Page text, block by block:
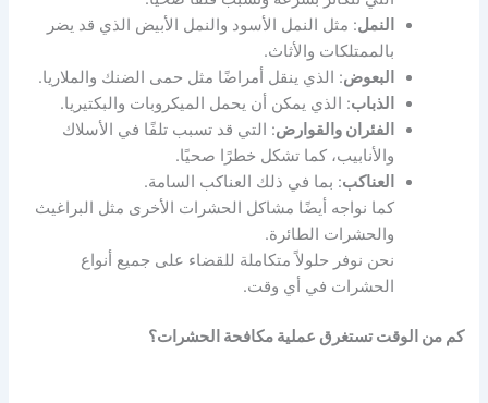
النمل: مثل النمل الأسود والنمل الأبيض الذي قد يضر
بالممتلكات والأثاث.
البعوض: الذي ينقل أمراضًا مثل حمى الضنك والملاريا.
الذباب: الذي يمكن أن يحمل الميكروبات والبكتيريا.
الفئران والقوارض: التي قد تسبب تلفًا في الأسلاك
والأنابيب، كما تشكل خطرًا صحيًا.
العناكب: بما في ذلك العناكب السامة.
كما نواجه أيضًا مشاكل الحشرات الأخرى مثل البراغيث
والحشرات الطائرة.
نحن نوفر حلولاً متكاملة للقضاء على جميع أنواع
الحشرات في أي وقت.
كم من الوقت تستغرق عملية مكافحة الحشرات؟